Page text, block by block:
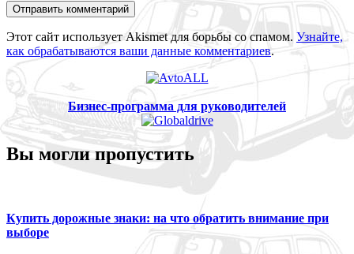
Этот сайт использует Akismet для борьбы со спамом. Узнайте,
как обрабатываются ваши данные комментариев.
Бизнес-программа для руководителей
Вы могли пропустить
Купить дорожные знаки: на что обратить внимание при
выборе